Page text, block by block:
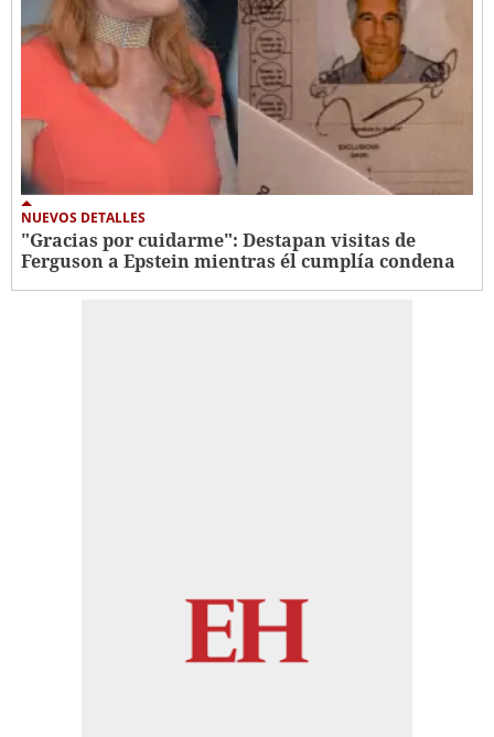
NUEVOS DETALLES
"Gracias por cuidarme": Destapan visitas de
Ferguson a Epstein mientras él cumplía condena